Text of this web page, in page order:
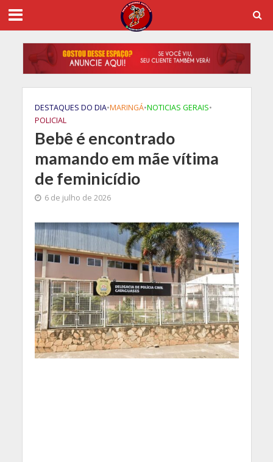
DESTAQUES DO DIA•MARINGÁ•NOTICIAS GERAIS•
POLICIAL
Bebê é encontrado
mamando em mãe vítima
de feminicídio
6 de julho de 2026